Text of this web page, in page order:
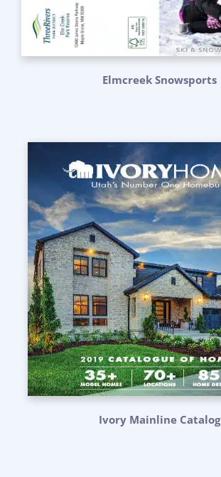
Elmcreek Snowsports
Ivory Mainline Catalog